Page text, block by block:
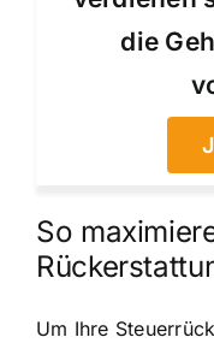
die
So
Um Ihre